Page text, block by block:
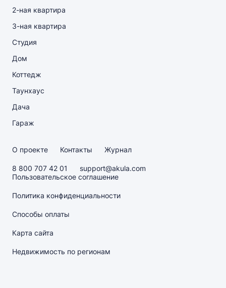
2-ная квартира
3-ная квартира
Студия
Дом
Коттедж
Таунхаус
Дача
Гараж
О проекте Контакты Журнал
8 800 707 42 01
support@akula.com
Пользовательское соглашение
Политика конфиденциальности
Способы оплаты
Карта сайта
Недвижимость по регионам